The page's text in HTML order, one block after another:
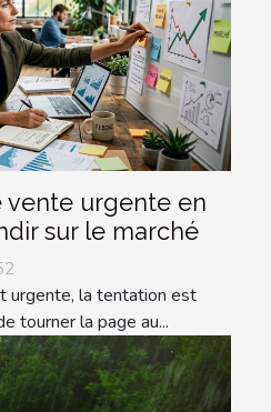
vente urgente en
sur le marché
urgente, la tentation est
tourner la page au...